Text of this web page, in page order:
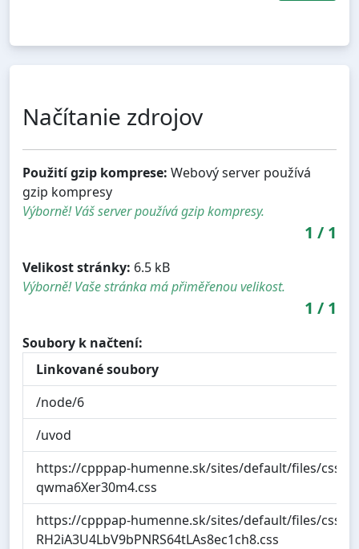
Načítanie zdrojov
Použití gzip komprese: Webový server používá
gzip kompresy
Výborně! Váš server používá gzip kompresy.
1 / 1
Velikost stránky: 6.5 kB
Výborně! Vaše stránka má přiměřenou velikost.
1 / 1
Soubory k načtení:
Linkované soubory
/node/6
/uvod
https://cpppap-humenne.sk/sites/default/files/css/
qwma6Xer30m4.css
https://cpppap-humenne.sk/sites/default/files/css/
RH2iA3U4LbV9bPNRS64tLAs8ec1ch8.css